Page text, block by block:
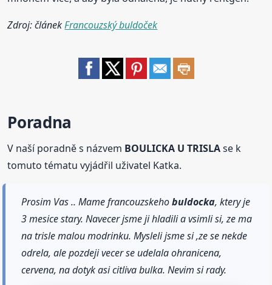
Zdroj: článekFrancouzský buldoček
Poradna
V naší poradně s názvem BOULICKA U TRISLAse k
tomuto tématu vyjádřil uživatel Katka.
Prosim Vas .. Mame francouzskehobuldocka, ktery je
3 mesice stary. Navecer jsme ji hladili a vsimli si, ze ma
na trisle malou modrinku. Mysleli jsme si ,ze se nekde
odrela, ale pozdeji vecer se udelala ohranicena,
cervena, na dotyk asi citliva bulka. Nevim si rady.